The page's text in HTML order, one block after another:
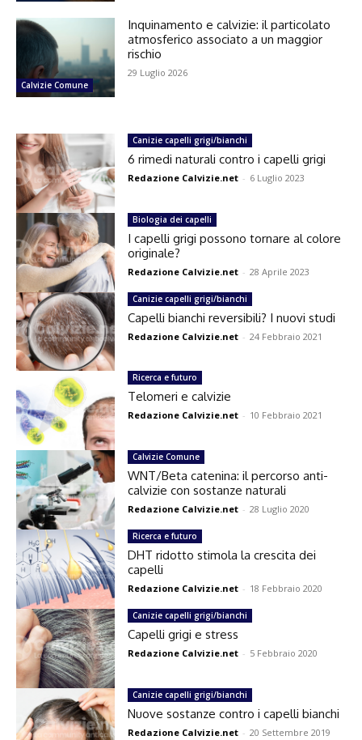
Calvizie Comune
Inquinamento e calvizie: il particolato
atmosferico associato a un maggior
rischio
29 Luglio 2026
Canizie capelli grigi/bianchi
6 rimedi naturali contro i capelli grigi
Redazione Calvizie.net - 6 Luglio 2023
Biologia dei capelli
I capelli grigi possono tornare al colore
originale?
Redazione Calvizie.net - 28 Aprile 2023
Canizie capelli grigi/bianchi
Capelli bianchi reversibili? I nuovi studi
Redazione Calvizie.net - 24 Febbraio 2021
Ricerca e futuro
Telomeri e calvizie
Redazione Calvizie.net - 10 Febbraio 2021
Calvizie Comune
WNT/Beta catenina: il percorso anti-
calvizie con sostanze naturali
Redazione Calvizie.net - 28 Luglio 2020
Ricerca e futuro
DHT ridotto stimola la crescita dei
capelli
Redazione Calvizie.net - 18 Febbraio 2020
Canizie capelli grigi/bianchi
Capelli grigi e stress
Redazione Calvizie.net - 5 Febbraio 2020
Canizie capelli grigi/bianchi
Nuove sostanze contro i capelli bianchi
Redazione Calvizie.net - 20 Settembre 2019